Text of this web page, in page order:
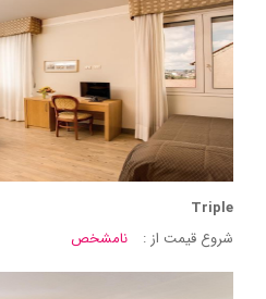
Triple
شروع قیمت از :
نامشخص